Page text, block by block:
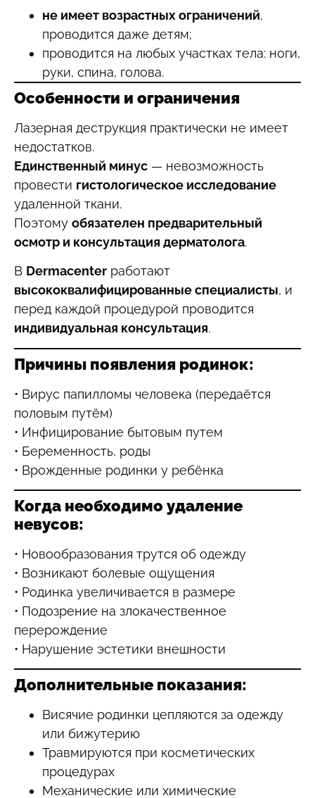
не имеет возрастных ограничений,
проводится даже детям;
проводится на любых участках тела: ноги,
руки, спина, голова.
Особенности и ограничения
Лазерная деструкция практически не имеет
недостатков.
Единственный минус — невозможность
провести гистологическое исследование
удаленной ткани.
Поэтому обязателен предварительный
осмотр и консультация дерматолога.
В Dermacenter работают
высококвалифицированные специалисты, и
перед каждой процедурой проводится
индивидуальная консультация.
Причины появления родинок:
• Вирус папилломы человека (передаётся
половым путём)
• Инфицирование бытовым путем
• Беременность, роды
• Врожденные родинки у ребёнка
Когда необходимо удаление
невусов:
• Новообразования трутся об одежду
• Возникают болевые ощущения
• Родинка увеличивается в размере
• Подозрение на злокачественное
перерождение
• Нарушение эстетики внешности
Дополнительные показания:
Висячие родинки цепляются за одежду
или бижутерию
Травмируются при косметических
процедурах
Механические или химические